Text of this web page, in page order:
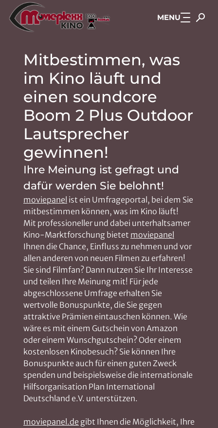
Zum Hauptinhalt springen MENU
Mitbestimmen, was
im Kino läuft und
einen soundcore
Boom 2 Plus Outdoor
Lautsprecher
gewinnen!
Ihre Meinung ist gefragt und
dafür werden Sie belohnt!
moviepanel ist ein Umfrageportal, bei dem Sie
mitbestimmen können, was im Kino läuft!
Mit professioneller und dabei unterhaltsamer
Kino-Marktforschung bietet moviepanel
Ihnen die Chance, Einfluss zu nehmen und vor
allen anderen von neuen Filmen zu erfahren!
Sie sind Filmfan? Dann nutzen Sie Ihr Interesse
und teilen Ihre Meinung mit! Für jede
abgeschlossene Umfrage erhalten Sie
wertvolle Bonuspunkte, die Sie gegen
attraktive Prämien eintauschen können. Wie
wäre es mit einem Gutschein von Amazon
oder einem Wunschgutschein? Oder einem
kostenlosen Kinobesuch? Sie können Ihre
Bonuspunkte auch für einen guten Zweck
spenden und beispielsweise die internationale
Hilfsorganisation Plan International
Deutschland e.V. unterstützen.
moviepanel.de gibt Ihnen die Möglichkeit, Ihre